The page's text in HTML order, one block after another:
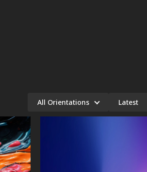
All Orientations Latest